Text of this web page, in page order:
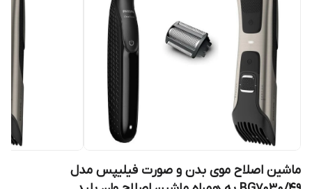
ماشین اصلاح موی بدن و صورت فیلیپس مدل